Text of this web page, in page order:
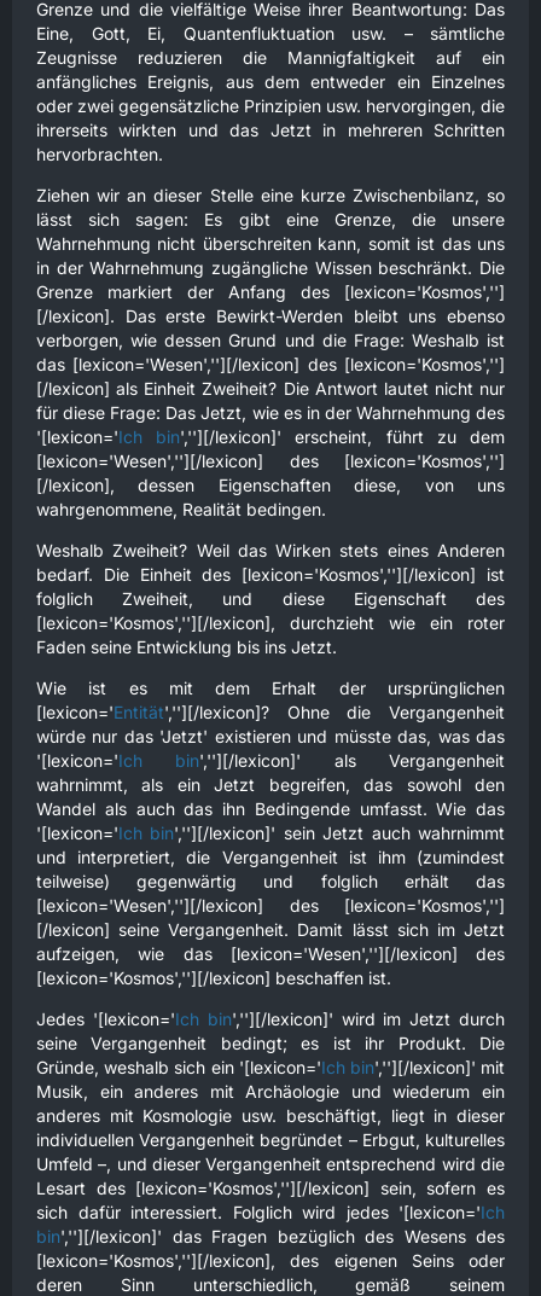
Grenze und die vielfältige Weise ihrer Beantwortung: Das
Eine, Gott, Ei, Quantenfluktuation usw. – sämtliche
Zeugnisse reduzieren die Mannigfaltigkeit auf ein
anfängliches Ereignis, aus dem entweder ein Einzelnes
oder zwei gegensätzliche Prinzipien usw. hervorgingen, die
ihrerseits wirkten und das Jetzt in mehreren Schritten
hervorbrachten.
Ziehen wir an dieser Stelle eine kurze Zwischenbilanz, so
lässt sich sagen: Es gibt eine Grenze, die unsere
Wahrnehmung nicht überschreiten kann, somit ist das uns
in der Wahrnehmung zugängliche Wissen beschränkt. Die
Grenze markiert der Anfang des [lexicon='Kosmos','']
[/lexicon]. Das erste Bewirkt-Werden bleibt uns ebenso
verborgen, wie dessen Grund und die Frage: Weshalb ist
das [lexicon='Wesen',''][/lexicon] des [lexicon='Kosmos','']
[/lexicon] als Einheit Zweiheit? Die Antwort lautet nicht nur
für diese Frage: Das Jetzt, wie es in der Wahrnehmung des
'[lexicon='Ich bin',''][/lexicon]' erscheint, führt zu dem
[lexicon='Wesen',''][/lexicon] des [lexicon='Kosmos','']
[/lexicon], dessen Eigenschaften diese, von uns
wahrgenommene, Realität bedingen.
Weshalb Zweiheit? Weil das Wirken stets eines Anderen
bedarf. Die Einheit des [lexicon='Kosmos',''][/lexicon] ist
folglich Zweiheit, und diese Eigenschaft des
[lexicon='Kosmos',''][/lexicon], durchzieht wie ein roter
Faden seine Entwicklung bis ins Jetzt.
Wie ist es mit dem Erhalt der ursprünglichen
[lexicon='Entität',''][/lexicon]? Ohne die Vergangenheit
würde nur das 'Jetzt' existieren und müsste das, was das
'[lexicon='Ich bin',''][/lexicon]' als Vergangenheit
wahrnimmt, als ein Jetzt begreifen, das sowohl den
Wandel als auch das ihn Bedingende umfasst. Wie das
'[lexicon='Ich bin',''][/lexicon]' sein Jetzt auch wahrnimmt
und interpretiert, die Vergangenheit ist ihm (zumindest
teilweise) gegenwärtig und folglich erhält das
[lexicon='Wesen',''][/lexicon] des [lexicon='Kosmos','']
[/lexicon] seine Vergangenheit. Damit lässt sich im Jetzt
aufzeigen, wie das [lexicon='Wesen',''][/lexicon] des
[lexicon='Kosmos',''][/lexicon] beschaffen ist.
Jedes '[lexicon='Ich bin',''][/lexicon]' wird im Jetzt durch
seine Vergangenheit bedingt; es ist ihr Produkt. Die
Gründe, weshalb sich ein '[lexicon='Ich bin',''][/lexicon]' mit
Musik, ein anderes mit Archäologie und wiederum ein
anderes mit Kosmologie usw. beschäftigt, liegt in dieser
individuellen Vergangenheit begründet – Erbgut, kulturelles
Umfeld –, und dieser Vergangenheit entsprechend wird die
Lesart des [lexicon='Kosmos',''][/lexicon] sein, sofern es
sich dafür interessiert. Folglich wird jedes '[lexicon='Ich
bin',''][/lexicon]' das Fragen bezüglich des Wesens des
[lexicon='Kosmos',''][/lexicon], des eigenen Seins oder
deren Sinn unterschiedlich, gemäß seinem